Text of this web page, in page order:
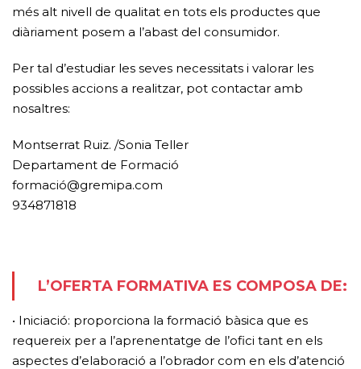
més alt nivell de qualitat en tots els productes que
diàriament posem a l’abast del consumidor.
Per tal d’estudiar les seves necessitats i valorar les
possibles accions a realitzar, pot contactar amb
nosaltres:
Montserrat Ruiz. /Sonia Teller
Departament de Formació
formació@gremipa.com
934871818
L’OFERTA FORMATIVA ES COMPOSA DE:
• Iniciació: proporciona la formació bàsica que es
requereix per a l’aprenentatge de l’ofici tant en els
aspectes d’elaboració a l’obrador com en els d’atenció